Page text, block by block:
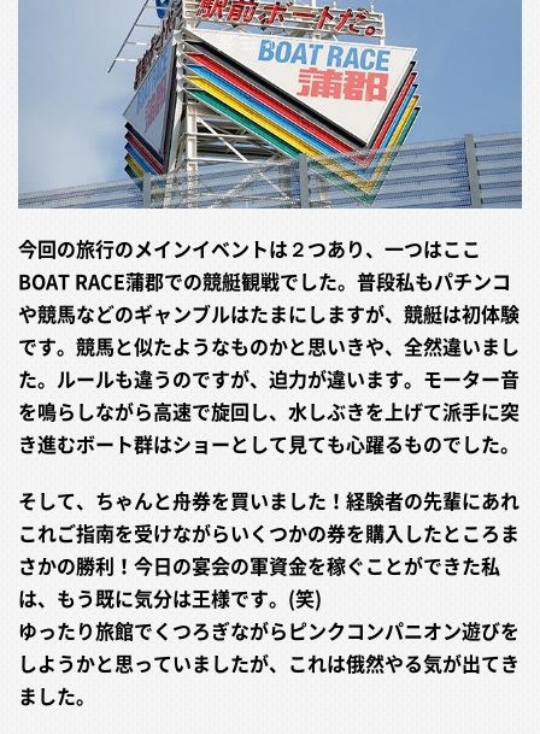
今回の旅行のメインイベントは２つあり、一つはここ
BOAT RACE蒲郡での競艇観戦でした。普段私もパチンコ
や競馬などのギャンブルはたまにしますが、競艇は初体験
です。競馬と似たようなものかと思いきや、全然違いまし
た。ルールも違うのですが、迫力が違います。モーター音
を鳴らしながら高速で旋回し、水しぶきを上げて派手に突
き進むボート群はショーとして見ても心躍るものでした。
そして、ちゃんと舟券を買いました！経験者の先輩にあれ
これご指南を受けながらいくつかの券を購入したところま
さかの勝利！今日の宴会の軍資金を稼ぐことができた私
は、もう既に気分は王様です。(笑)
ゆったり旅館でくつろぎながらピンクコンパニオン遊びを
しようかと思っていましたが、これは俄然やる気が出てき
ました。